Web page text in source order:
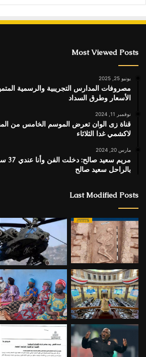
Most Viewed Posts
يونيو 25, 2025
الأسعار وطرق السداد
نوفمبر 11, 2024
قناة زى الوان تعرض الموسم الخامس من
لاكشمي غدا الثلاثاء
مارس 20, 2024
بالراحل سعيد صالح
Last Modified Posts